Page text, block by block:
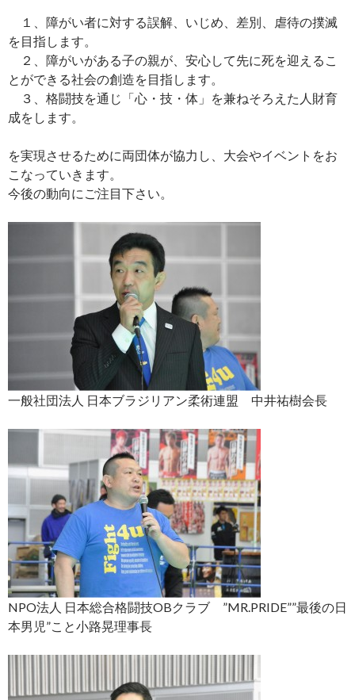
１、障がい者に対する誤解、いじめ、差別、虐待の撲滅
を目指します。
２、障がいがある子の親が、安心して先に死を迎えるこ
とができる社会の創造を目指します。
３、格闘技を通じ「心・技・体」を兼ねそろえた人財育
成をします。
を実現させるために両団体が協力し、大会やイベントをお
こなっていきます。
今後の動向にご注目下さい。
一般社団法人 日本ブラジリアン柔術連盟 中井祐樹会長
NPO法人 日本総合格闘技OBクラブ ”MR.PRIDE””最後の日
本男児”こと小路晃理事長